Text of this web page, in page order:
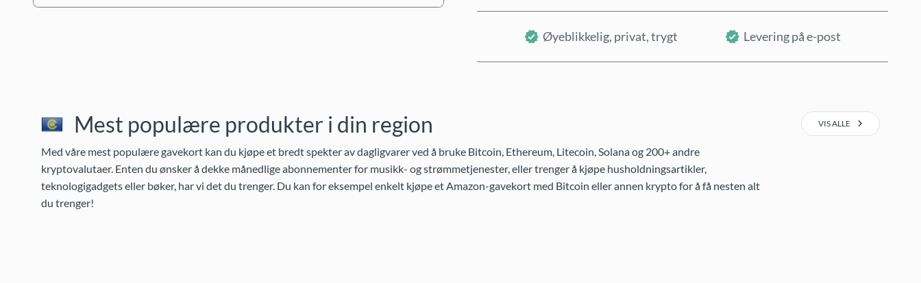
Øyeblikkelig, privat, trygt Levering på e-post
Mest populære produkter i din region
Med våre mest populære gavekort kan du kjøpe et bredt spekter av dagligvarer ved å bruke Bitcoin, Ethereum, Litecoin, Solana og 200+ andre
kryptovalutaer. Enten du ønsker å dekke månedlige abonnementer for musikk- og strømmetjenester, eller trenger å kjøpe husholdningsartikler,
teknologigadgets eller bøker, har vi det du trenger. Du kan for eksempel enkelt kjøpe et Amazon-gavekort med Bitcoin eller annen krypto for å få nesten alt
du trenger!
VIS ALLE